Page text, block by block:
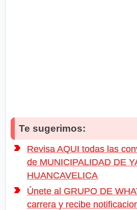
Te sugerimos:
Revisa AQUI todas las
de MUNICIPALIDAD DE
HUANCAVELICA
Únete al GRUPO DE
carrera y recibe